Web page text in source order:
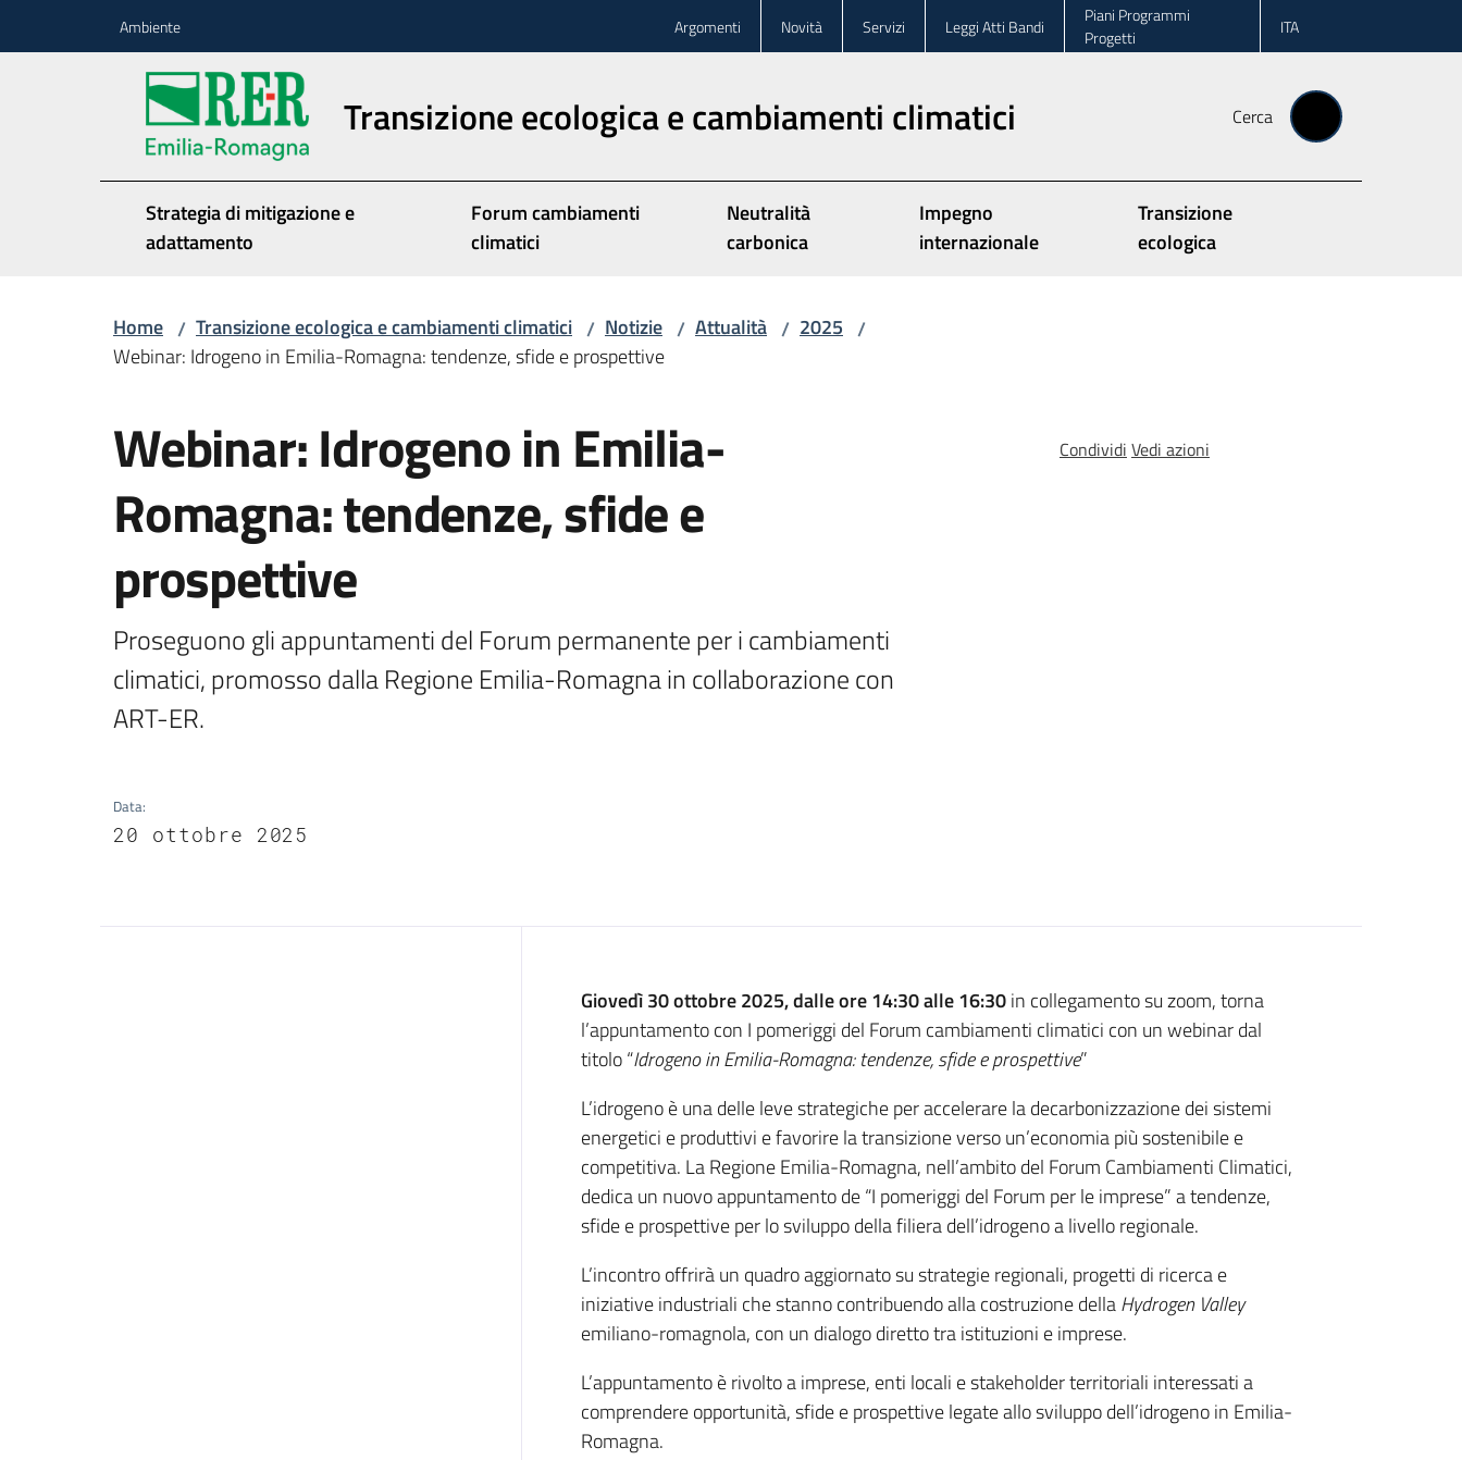
Ambiente Argomenti Novità Servizi Leggi Atti Bandi
Piani Programmi
Progetti
ITA
Transizione ecologica e cambiamenti climatici Cerca
Strategia di mitigazione e
adattamento
Forum cambiamenti
climatici
Neutralità
carbonica
Impegno
internazionale
Transizione
ecologica
Home / Transizione ecologica e cambiamenti climatici / Notizie / Attualità / 2025 /
Webinar: Idrogeno in Emilia-Romagna: tendenze, sfide e prospettive
Webinar: Idrogeno in Emilia-
Romagna: tendenze, sfide e
prospettive
Proseguono gli appuntamenti del Forum permanente per i cambiamenti
climatici, promosso dalla Regione Emilia-Romagna in collaborazione con
Data:
20 ottobre 2025
Condividi Vedi azioni
Introduzione
Giovedì 30 ottobre 2025, dalle ore 14:30 alle 16:30in collegamento su zoom, torna
l’appuntamento con I pomeriggi del Forum cambiamenti climatici con un webinar dal
titolo “Idrogeno in Emilia-Romagna: tendenze, sfide e prospettive”
L’idrogeno è una delle leve strategiche per accelerare la decarbonizzazione dei sistemi
energetici e produttivi e favorire la transizione verso un’economia più sostenibile e
competitiva. La Regione Emilia-Romagna, nell’ambito del Forum Cambiamenti Climatici,
dedica un nuovo appuntamento de “I pomeriggi del Forum per le imprese” a tendenze,
sfide e prospettive per lo sviluppo della filiera dell’idrogeno a livello regionale.
L’incontro offrirà un quadro aggiornato su strategie regionali, progetti di ricerca e
iniziative industriali che stanno contribuendo alla costruzione dellaHydrogen Valley
emiliano-romagnola, con un dialogo diretto tra istituzioni e imprese.
L’appuntamento è rivolto a imprese, enti locali e stakeholder territoriali interessati a
comprendere opportunità, sfide e prospettive legate allo sviluppo dell’idrogeno in Emilia-
Romagna.